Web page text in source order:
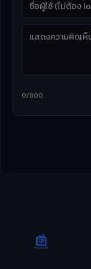
0/800